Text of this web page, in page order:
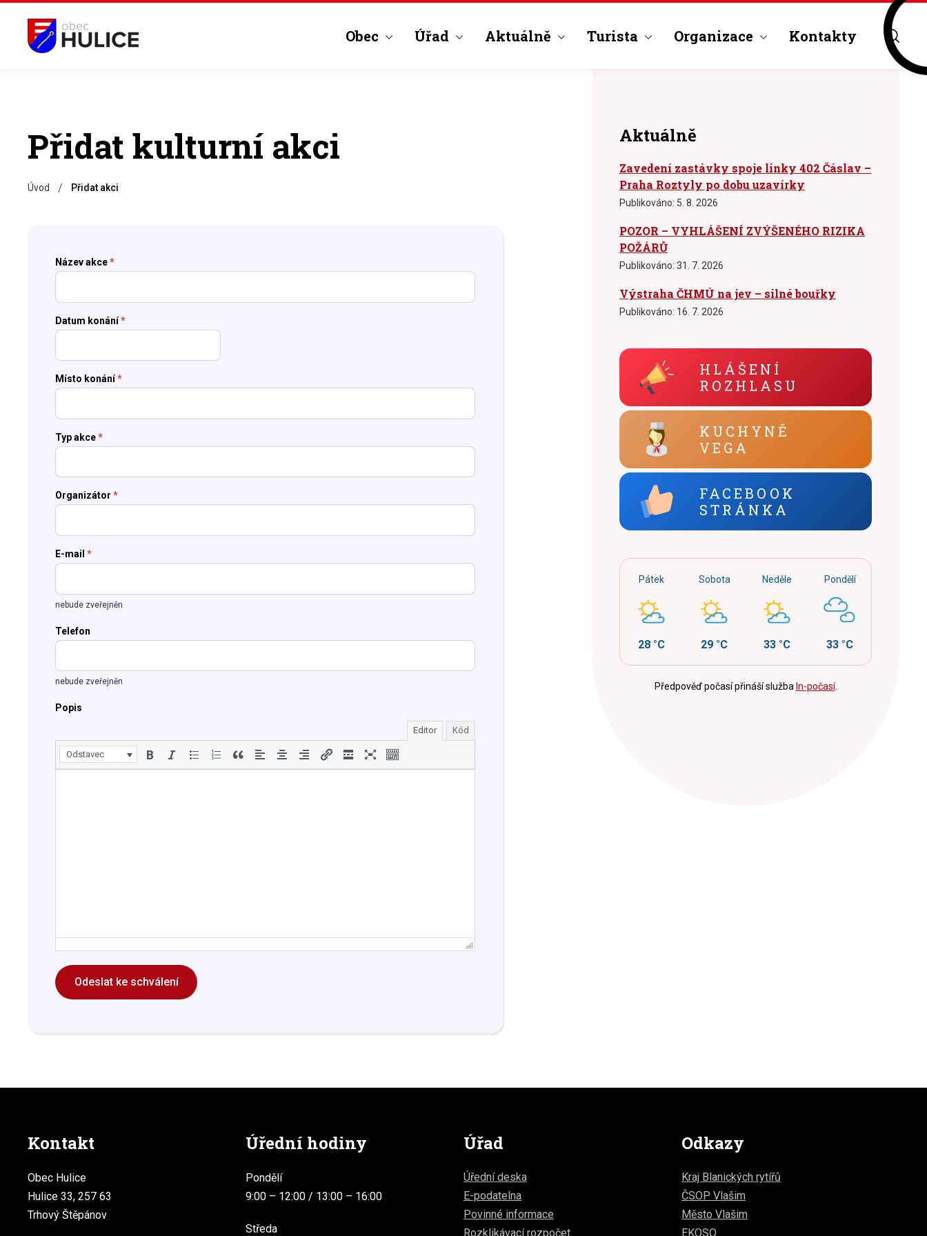
Obec Úřad Aktuálně Turista Organizace Kontakty
Přidat kulturní akci
Úvod / Přidat akci
Název akce*
Datum konání*
Místo konání*
Typ akce*
Organizátor *
E-mail *
nebude zveřejněn
Telefon
nebude zveřejněn
Popis
Editor Kód
Odstavec
Odeslat ke schválení
Aktuálně
Zavedení zastávky spoje linky 402 Čáslav –
Praha Roztyly po dobu uzavírky
Publikováno: 5. 8. 2026
POZOR – VYHLÁŠENÍ ZVÝŠENÉHO RIZIKA
POŽÁRŮ
Publikováno: 31. 7. 2026
Výstraha ČHMÚ na jev – silné bouřky
Publikováno: 16. 7. 2026
HLÁŠENÍ
ROZHLASU
KUCHYNĚ
VEGA
FACEBOOK
STRÁNKA
Pátek
28 °C
Sobota
29 °C
Neděle
33 °C
Pondělí
33 °C
Předpověď počasí přináší služba In-počasí.
Kontakt
Obec Hulice
Hulice 33, 257 63
Trhový Štěpánov
Úřední hodiny
Pondělí
9:00 – 12:00 / 13:00 – 16:00
Středa
Úřad
Úřední deska
E-podatelna
Povinné informace
Rozklikávací rozpočet
Odkazy
Kraj Blanických rytířů
ČSOP Vlašim
Město Vlašim
EKOSO